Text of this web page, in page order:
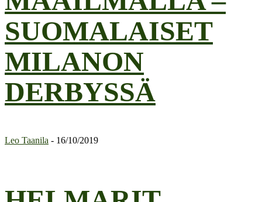
SUOMALAISET
MILANON
DERBYSSÄ
Leo Taanila - 16/10/2019